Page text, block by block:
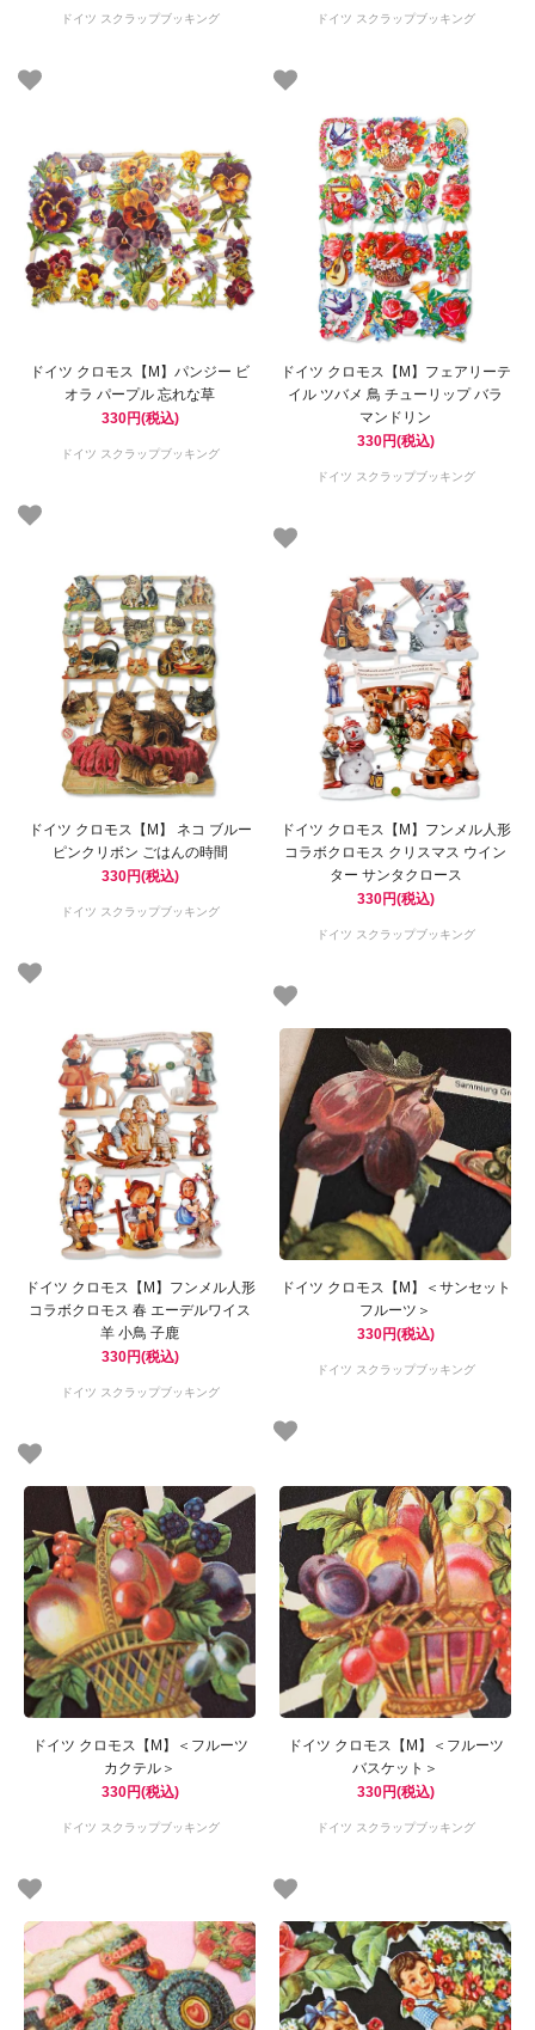
ドイツ スクラップブッキング ドイツ スクラップブッキング
ドイツ クロモス【M】パンジー ビ
オラ パープル 忘れな草
330円(税込)
ドイツ スクラップブッキング
ドイツ クロモス【M】フェアリーテ
イル ツバメ 鳥 チューリップ バラ
マンドリン
330円(税込)
ドイツ スクラップブッキング
ドイツ クロモス【M】 ネコ ブルー
ピンクリボン ごはんの時間
330円(税込)
ドイツ スクラップブッキング
ドイツ クロモス【M】フンメル人形
コラボクロモス クリスマス ウイン
ター サンタクロース
330円(税込)
ドイツ スクラップブッキング
ドイツ クロモス【M】フンメル人形
コラボクロモス 春 エーデルワイス
羊 小鳥 子鹿
330円(税込)
ドイツ スクラップブッキング
ドイツ クロモス【M】＜サンセット
フルーツ＞
330円(税込)
ドイツ スクラップブッキング
ドイツ クロモス【M】＜フルーツ
カクテル＞
330円(税込)
ドイツ スクラップブッキング
ドイツ クロモス【M】＜フルーツ
バスケット＞
330円(税込)
ドイツ スクラップブッキング